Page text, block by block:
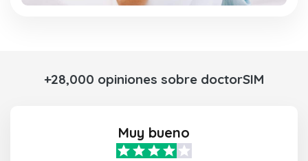
+28,000 opiniones sobre doctorSIM
Muy bueno